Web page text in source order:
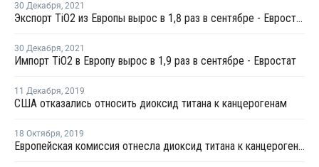
30 Декабря, 2021
Экспорт TiO2 из Европы вырос в 1,8 раз в сентябре - Евростат
30 Декабря, 2021
Импорт TiO2 в Европу вырос в 1,9 раз в сентябре - Евростат
11 Декабря, 2019
США отказались относить диоксид титана к канцерогенам
18 Октября, 2019
Европейская комиссия отнесла диоксид титана к канцерогенам